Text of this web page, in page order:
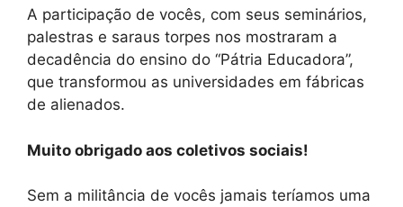
A participação de vocês, com seus seminários,
palestras e saraus torpes nos mostraram a
decadência do ensino do “Pátria Educadora”,
que transformou as universidades em fábricas
de alienados.
Muito obrigado aos coletivos sociais!
Sem a militância de vocês jamais teríamos uma